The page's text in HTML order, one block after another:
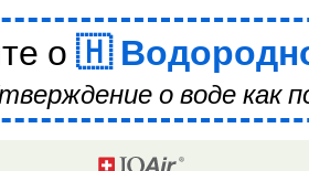
о
о воде как